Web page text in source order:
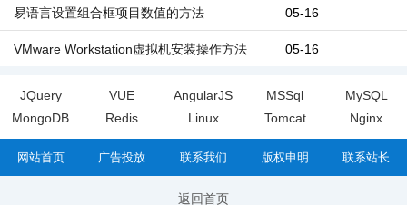
05-16
易语言设置组合框项目数值的方法
05-16
VMware Workstation虚拟机安装操作方法
JQuery VUE AngularJS MSSql
MySQL
MongoDB
Redis Linux Tomcat Nginx
网站首页 广告投放 联系我们 版权申明 联系站长
返回首页